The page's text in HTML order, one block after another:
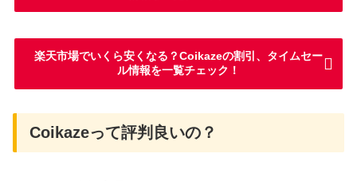
楽天市場でいくら安くなる？Coikazeの割引、タイムセー
ル情報を一覧チェック！
Coikazeって評判良いの？